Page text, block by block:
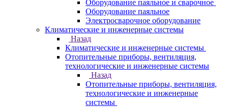
Оборудование паяльное и сварочное
Оборудование паяльное
Электросварочное оборудование
Климатические и инженерные системы
Назад
Климатические и инженерные системы
Отопительные приборы, вентиляция,
технологические и инженерные системы
Назад
Отопительные приборы, вентиляция,
технологические и инженерные
системы